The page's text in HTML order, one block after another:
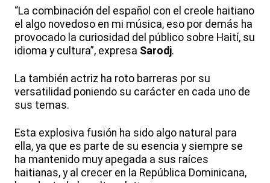
“La combinación del español con el creole haitiano
el algo novedoso en mi música, eso por demás ha
provocado la curiosidad del público sobre Haití, su
idioma y cultura”, expresa Sarodj.
La también actriz ha roto barreras por su
versatilidad poniendo su carácter en cada uno de
sus temas.
Esta explosiva fusión ha sido algo natural para
ella, ya que es parte de su esencia y siempre se
ha mantenido muy apegada a sus raíces
haitianas, y al crecer en la República Dominicana,